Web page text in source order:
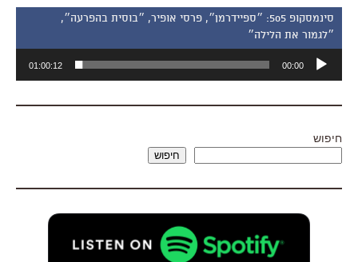
סינמסקופ 505: ״ספיידרמן״, פרסי אופיר, ״בוסית בהפרעה״,
״לגמור את הלילה״
אודיו
00:00
01:00:12
חיפוש
חיפוש